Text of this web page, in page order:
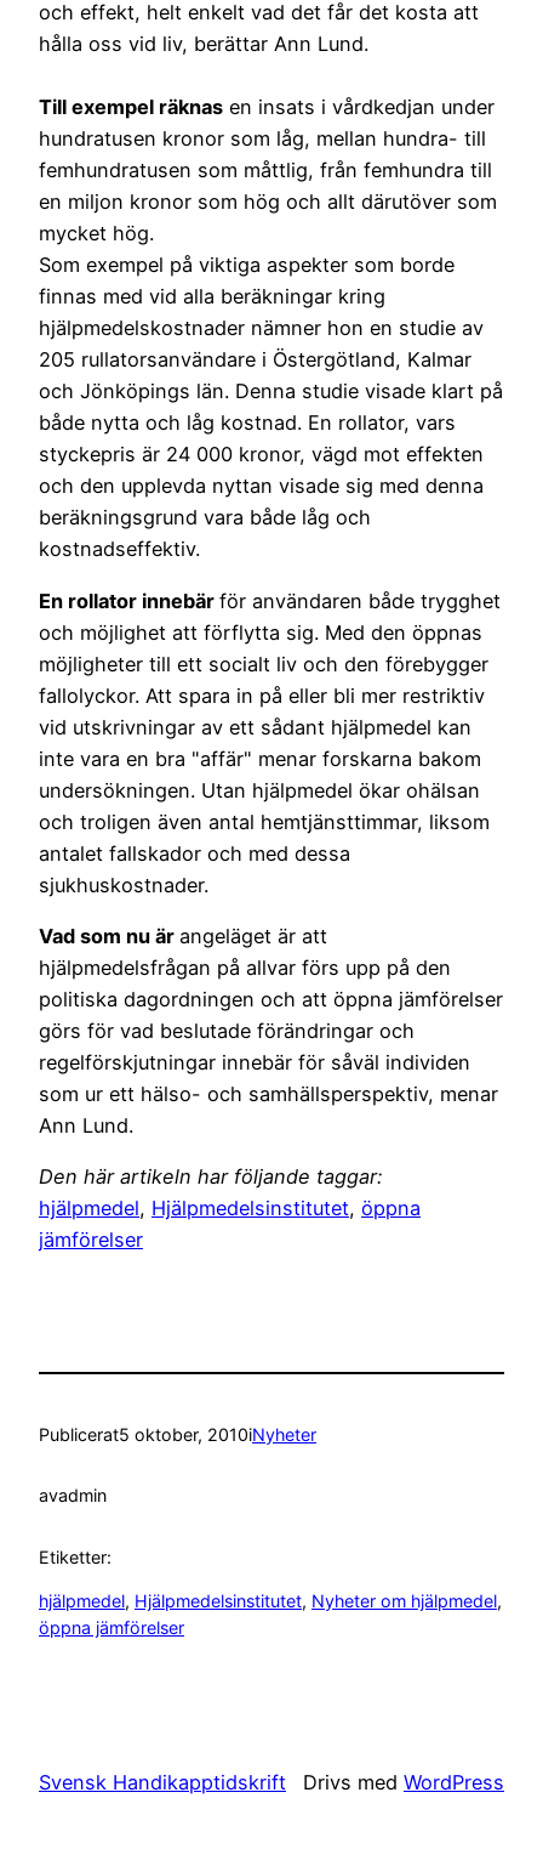
och effekt, helt enkelt vad det får det kosta att
hålla oss vid liv, berättar Ann Lund.
Till exempel räknas en insats i vårdkedjan under
hundratusen kronor som låg, mellan hundra- till
femhundratusen som måttlig, från femhundra till
en miljon kronor som hög och allt därutöver som
mycket hög.
Som exempel på viktiga aspekter som borde
finnas med vid alla beräkningar kring
hjälpmedelskostnader nämner hon en studie av
205 rullatorsanvändare i Östergötland, Kalmar
och Jönköpings län. Denna studie visade klart på
både nytta och låg kostnad. En rollator, vars
styckepris är 24 000 kronor, vägd mot effekten
och den upplevda nyttan visade sig med denna
beräkningsgrund vara både låg och
kostnadseffektiv.
En rollator innebär för användaren både trygghet
och möjlighet att förflytta sig. Med den öppnas
möjligheter till ett socialt liv och den förebygger
fallolyckor. Att spara in på eller bli mer restriktiv
vid utskrivningar av ett sådant hjälpmedel kan
inte vara en bra "affär" menar forskarna bakom
undersökningen. Utan hjälpmedel ökar ohälsan
och troligen även antal hemtjänsttimmar, liksom
antalet fallskador och med dessa
sjukhuskostnader.
Vad som nu är angeläget är att
hjälpmedelsfrågan på allvar förs upp på den
politiska dagordningen och att öppna jämförelser
görs för vad beslutade förändringar och
regelförskjutningar innebär för såväl individen
som ur ett hälso- och samhällsperspektiv, menar
Ann Lund.
Den här artikeln har följande taggar:
hjälpmedel, Hjälpmedelsinstitutet, öppna
jämförelser
Publicerat5 oktober, 2010iNyheter
avadmin
Etiketter:
hjälpmedel, Hjälpmedelsinstitutet, Nyheter om hjälpmedel
öppna jämförelser
Svensk Handikapptidskrift Drivs med WordPress